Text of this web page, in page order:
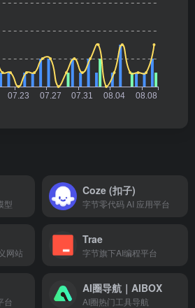
型
Coze (扣子)
字节零代码 AI 应用平台
网站
Trae
字节旗下AI编程平台
台
AI圈导航｜AIBOX
AI圈热门工具导航